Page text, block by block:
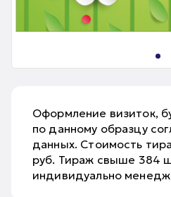
Оформление визиток,
по данному образцу
данных. Стоимость
руб. Тираж свыше 384
индивидуально